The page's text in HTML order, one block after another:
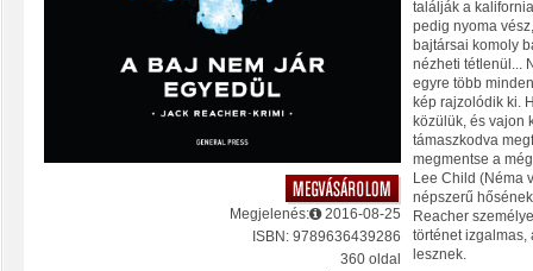
Megjelenés:
2016-08-25
ISBN: 9789636439286
360 oldal
találják a
pedig nyoma
bajtársai komoly
nézheti tétlenül...
egyre több
kép rajzolódik ki.
közülük, és vajon
támaszkodva
megmentse a
Lee Child (Néma
népszerű
Reacher
történet izgalmas,
lesznek.